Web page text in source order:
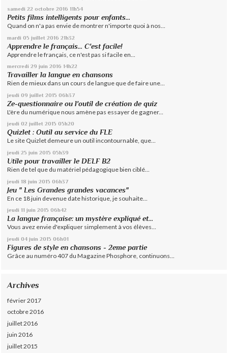
samedi 22 octobre 2016 11h54
Petits films intelligents pour enfants...
Quand on n'a pas envie de montrer n'importe quoi à nos...
mardi 05 juillet 2016 21h32
Apprendre le français... C'est facile!
Apprendre le français, ce n'est pas si facile en...
mercredi 29 juin 2016 14h22
Travailler la langue en chansons
Rien de mieux dans un cours de langue que de faire une...
jeudi 09 juillet 2015 06h37
Ze-questionnaire ou l'outil de création de quiz
L'ère du numérique nous amène pas essayer de gagner...
jeudi 02 juillet 2015 05h20
Quizlet : Outil au service du FLE
Le site Quizlet demeure un outil incontournable, que...
jeudi 25 juin 2015 05h39
Utile pour travailler le DELF B2
Rien de tel que du matériel pédagogique bien ciblé...
jeudi 18 juin 2015 06h37
Jeu " Les Grandes grandes vacances"
En ce 18 juin devenue date historique, je souhaite...
jeudi 11 juin 2015 06h42
La langue française: un mystère expliqué et...
Vous avez envie d'expliquer simplement à vos élèves...
jeudi 04 juin 2015 06h01
Figures de style en chansons - 2eme partie
Grâce au numéro 407 du Magazine Phosphore, continuons...
Archives
février 2017
octobre 2016
juillet 2016
juin 2016
juillet 2015